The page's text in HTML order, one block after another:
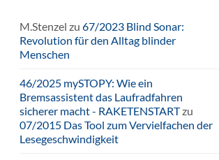
M.Stenzel zu 67/2023 Blind Sonar:
Revolution für den Alltag blinder
Menschen
46/2025 mySTOPY: Wie ein
Bremsassistent das Laufradfahren
sicherer macht - RAKETENSTARTzu
07/2015 Das Tool zum Vervielfachen der
Lesegeschwindigkeit